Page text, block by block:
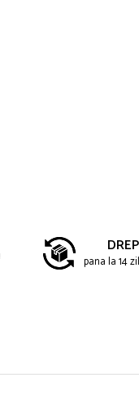
pana la 14